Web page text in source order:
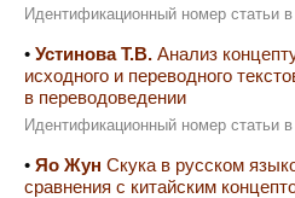
Идентификационный номер статьи
• Устинова Т.В. Анализ
исходного и переводного
в переводоведении
Идентификационный номер статьи
• Яо Жун Скука в русском
сравнения с китайским